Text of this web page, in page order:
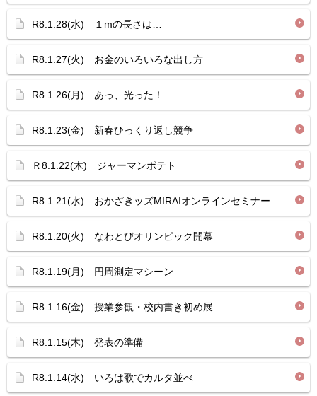
R8.1.28(水) １mの長さは…
R8.1.27(火) お金のいろいろな出し方
R8.1.26(月) あっ、光った！
R8.1.23(金) 新春ひっくり返し競争
Ｒ8.1.22(木) ジャーマンポテト
R8.1.21(水) おかざきッズMIRAIオンラインセミナー
R8.1.20(火) なわとびオリンピック開幕
R8.1.19(月) 円周測定マシーン
R8.1.16(金) 授業参観・校内書き初め展
R8.1.15(木) 発表の準備
R8.1.14(水) いろは歌でカルタ並べ